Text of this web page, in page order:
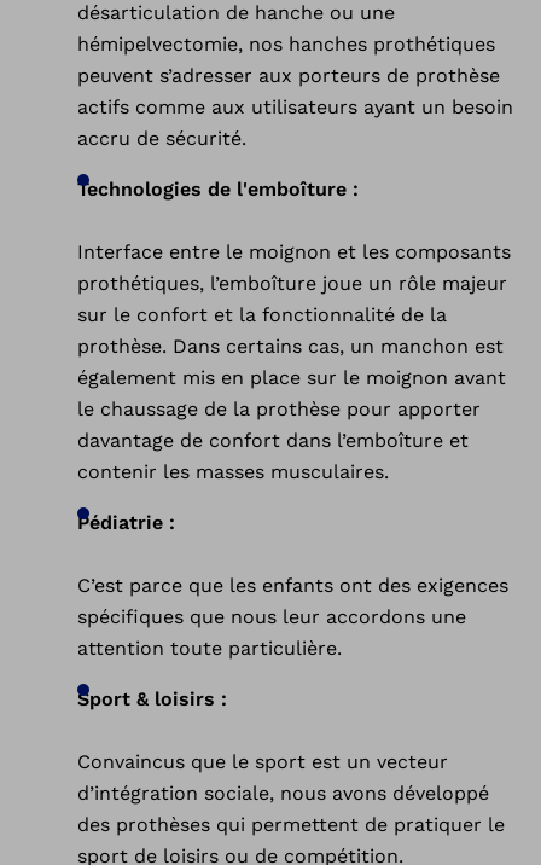
désarticulation de hanche ou une
hémipelvectomie, nos hanches prothétiques
peuvent s’adresser aux porteurs de prothèse
actifs comme aux utilisateurs ayant un besoin
accru de sécurité.
Technologies de l'emboîture :
Interface entre le moignon et les composants
prothétiques, l’emboîture joue un rôle majeur
sur le confort et la fonctionnalité de la
prothèse. Dans certains cas, un manchon est
également mis en place sur le moignon avant
le chaussage de la prothèse pour apporter
davantage de confort dans l’emboîture et
contenir les masses musculaires.
Pédiatrie :
C’est parce que les enfants ont des exigences
spécifiques que nous leur accordons une
attention toute particulière.
Sport & loisirs :
Convaincus que le sport est un vecteur
d’intégration sociale, nous avons développé
des prothèses qui permettent de pratiquer le
sport de loisirs ou de compétition.